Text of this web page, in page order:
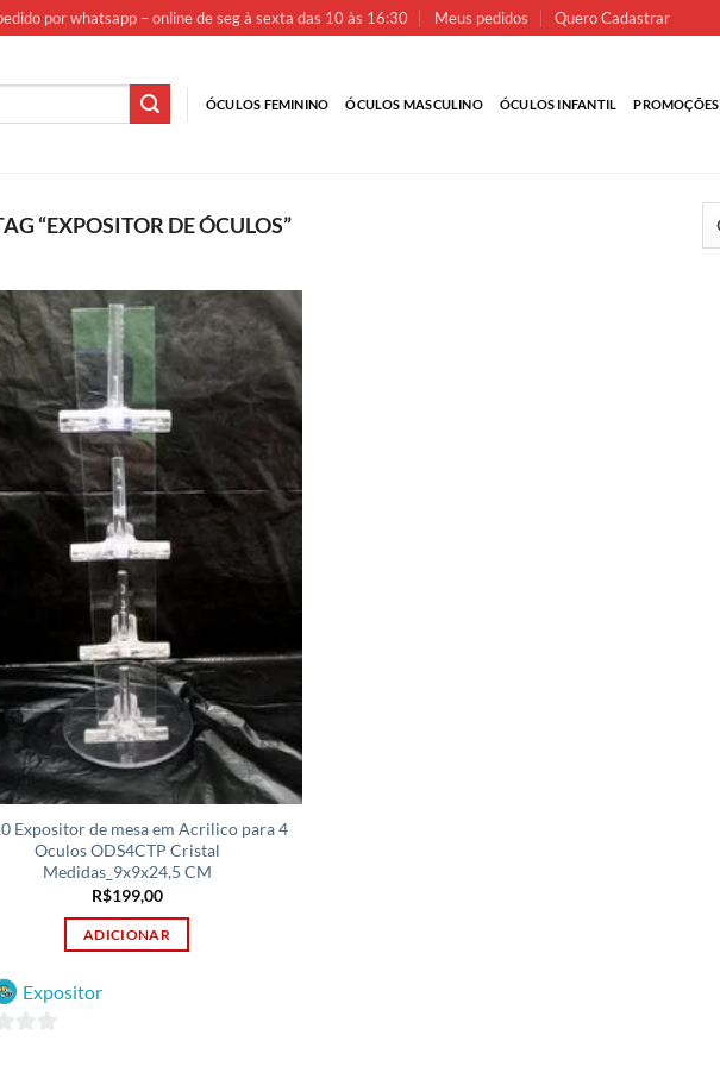
por whatsapp – online de seg à sexta das 10 às 16:30 Meus pedidos Quero Cadastrar
ÓCULOS FEMININO ÓCULOS MASCULINO ÓCULOS INFANTIL PROMOÇÕES
“EXPOSITOR DE ÓCULOS”
Expositor de mesa em Acrilico para 4
Oculos ODS4CTP Cristal
Medidas_9x9x24,5 CM
R$199,00
ADICIONAR
Expositor